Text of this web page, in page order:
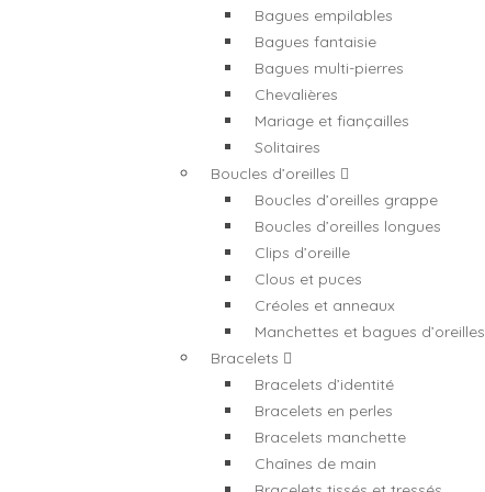
Bagues empilables
Bagues fantaisie
Bagues multi-pierres
Chevalières
Mariage et fiançailles
Solitaires
Boucles d’oreilles
Boucles d’oreilles grappe
Boucles d’oreilles longues
Clips d’oreille
Clous et puces
Créoles et anneaux
Manchettes et bagues d’oreilles
Bracelets
Bracelets d’identité
Bracelets en perles
Bracelets manchette
Chaînes de main